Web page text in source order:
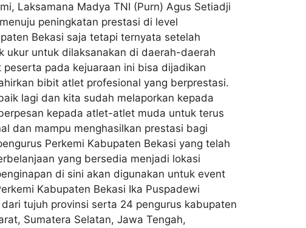
Laksamana Madya TNI (Purn) Agus Setiadji
peningkatan prestasi di level
Bekasi saja tetapi ternyata setelah
ukur untuk dilaksanakan di daerah-daerah
pada kejuaraan ini bisa dijadikan
bibit atlet profesional yang berprestasi.
lagi dan kita sudah melaporkan kepada
kepada atlet-atlet muda untuk terus
dan mampu menghasilkan prestasi bagi
Perkemi Kabupaten Bekasi yang telah
yang bersedia menjadi lokasi
di sini akan digunakan untuk event
Kabupaten Bekasi Ika Puspadewi
tujuh provinsi serta 24 pengurus kabupaten
Sumatera Selatan, Jawa Tengah,